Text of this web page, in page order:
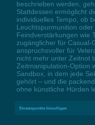
beschrieben werden,
Stattdessen ermöglicht
individuelles Tempo, ob
Leuchtspurmunition
Feindverstärkungen wie
zugänglicher für Casual-
anspruchsvoller für
nicht mehr unter Zeitnot
Zeitmanipulation-Option
Sandbox, in dem jede
gehört – und die
ohne künstliche Hürden
Einsatzpunkte hinzufügen